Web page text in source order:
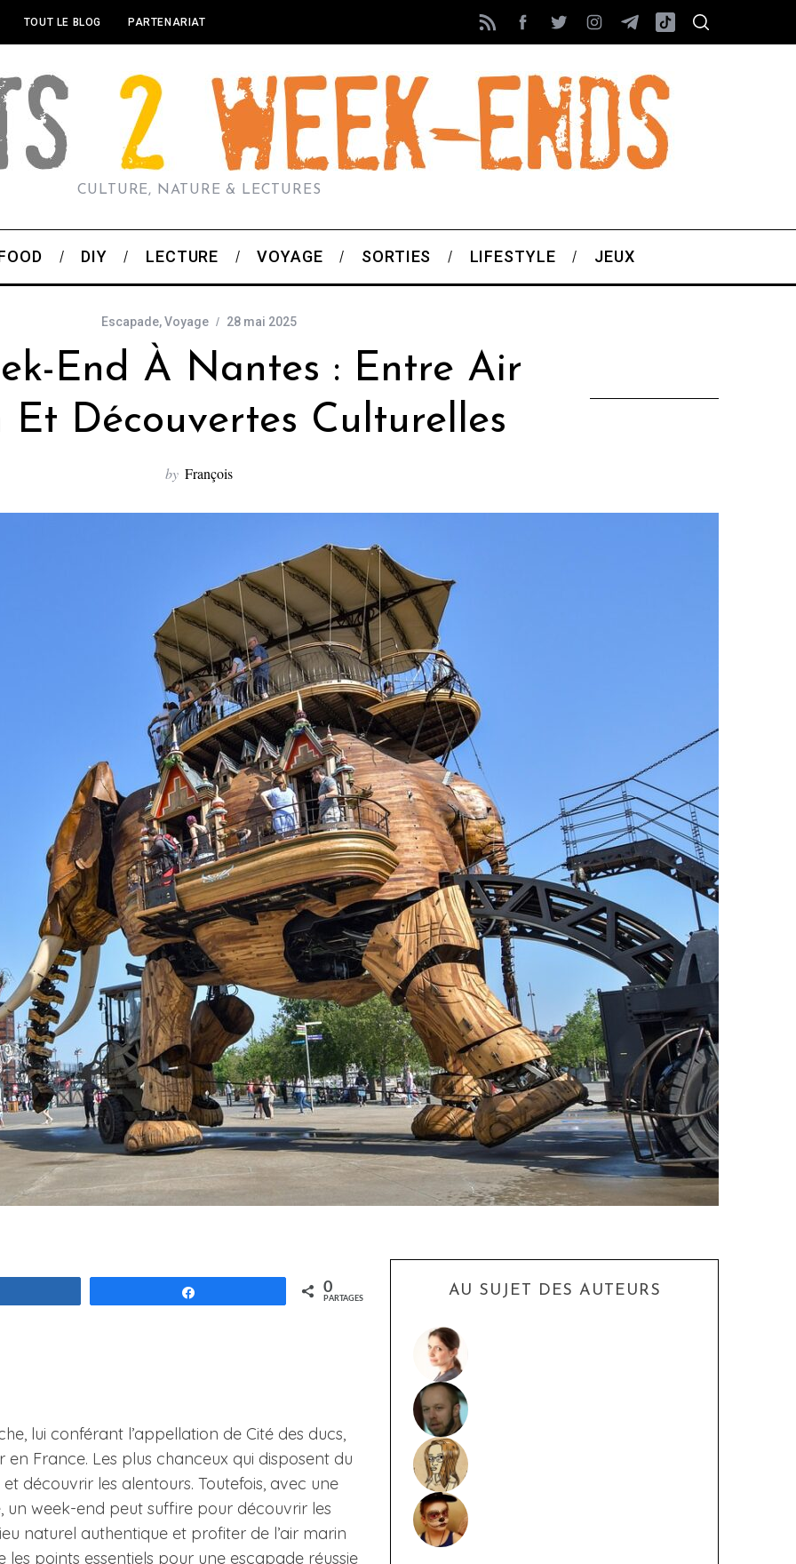
TOUT LE BLOG PARTENARIAT
CULTURE, NATURE & LECTURES
DIY LECTURE VOYAGE SORTIES LIFESTYLE JEUX
Escapade,Voyage 28 mai 2025
End À Nantes : Entre Air
Et Découvertes Culturelles
by François
0
PARTAGES
lui conférant l’appellation de Cité des ducs,
France. Les plus chanceux qui disposent du
découvrir les alentours. Toutefois, avec une
week-end peut suffire pour découvrir les
naturel authentique et profiter de l’air marin
points essentiels pour une escapade réussie
AU SUJET DES AUTEURS